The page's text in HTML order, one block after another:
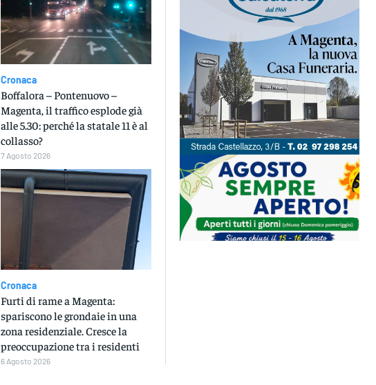
Cronaca
Boffalora – Pontenuovo –
Magenta, il traffico esplode già
alle 5.30: perché la statale 11 è al
collasso?
7 Agosto 2026
Cronaca
Furti di rame a Magenta:
spariscono le grondaie in una
zona residenziale. Cresce la
preoccupazione tra i residenti
6 Agosto 2026